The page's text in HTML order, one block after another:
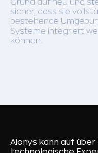
Grund auf neu und
sicher, dass sie
bestehende
Systeme integriert
können.
Aionys kann auf